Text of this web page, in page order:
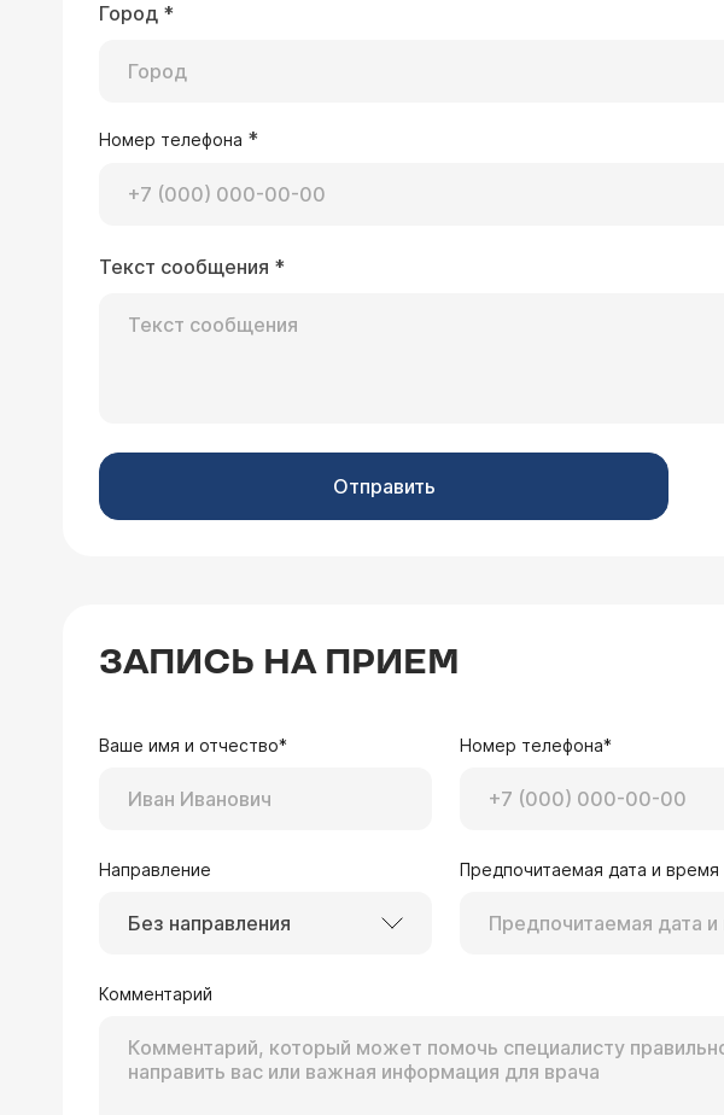
Город *
Номер телефона *
Текст сообщения *
Отправить
ЗАПИСЬ НА ПРИЕМ
Ваше имя и отчество* Номер телефона*
Направление
Без направления
Предпочитаемая дата и время
Комментарий